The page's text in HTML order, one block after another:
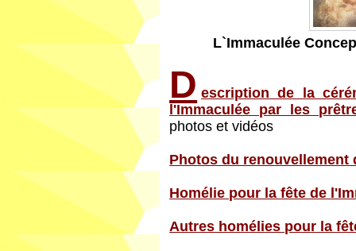
L`Immaculée
D escription de la
l'Immaculée par les
photos et vidéos
Photos du renouvellement
Homélie pour la fête de
Autres homélies pour la